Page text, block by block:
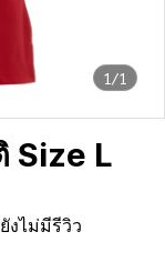
1/1
Size L
ยังไม่มีรีวิว